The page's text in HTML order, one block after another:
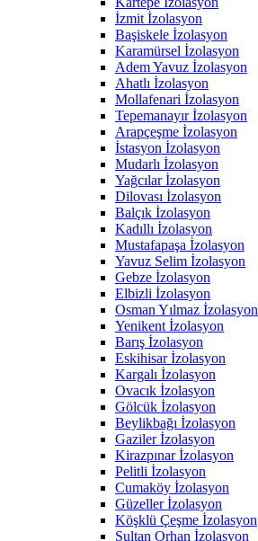
İzmit İzolasyon
Başiskele İzolasyon
Karamürsel İzolasyon
Adem Yavuz İzolasyon
Ahatlı İzolasyon
Mollafenari İzolasyon
Tepemanayır İzolasyon
Arapçeşme İzolasyon
İstasyon İzolasyon
Mudarlı İzolasyon
Yağcılar İzolasyon
Dilovası İzolasyon
Balçık İzolasyon
Kadıllı İzolasyon
Mustafapaşa İzolasyon
Yavuz Selim İzolasyon
Gebze İzolasyon
Elbizli İzolasyon
Osman Yılmaz İzolasyon
Yenikent İzolasyon
Barış İzolasyon
Eskihisar İzolasyon
Kargalı İzolasyon
Ovacık İzolasyon
Gölcük İzolasyon
Beylikbağı İzolasyon
Gaziler İzolasyon
Kirazpınar İzolasyon
Pelitli İzolasyon
Cumaköy İzolasyon
Güzeller İzolasyon
Köşklü Çeşme İzolasyon
Sultan Orhan İzolasyon